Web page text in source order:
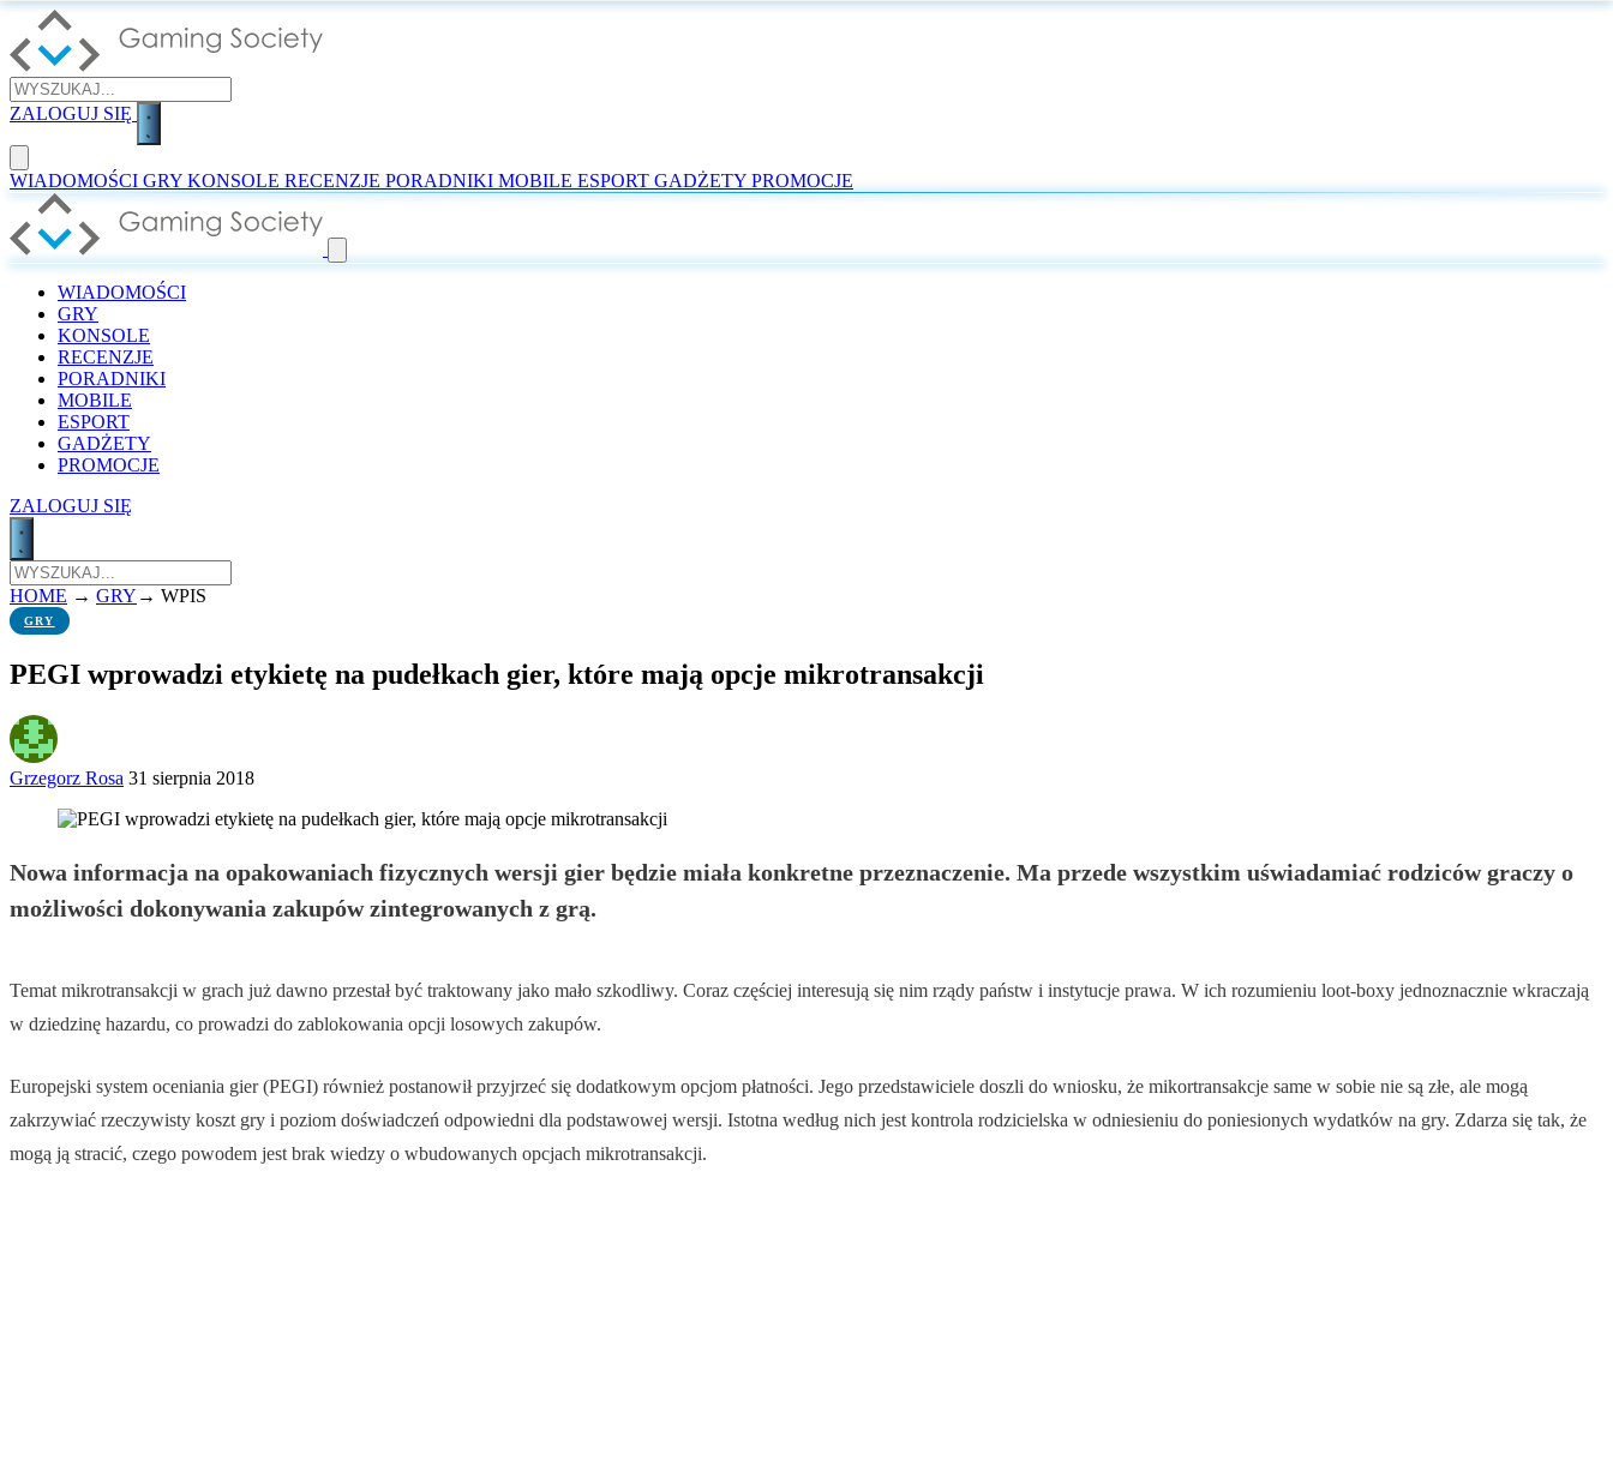
ZALOGUJ SIĘ
WIADOMOŚCI GRY KONSOLE RECENZJE PORADNIKI MOBILE ESPORT GADŻETY PROMOCJE
WIADOMOŚCI
GRY
KONSOLE
RECENZJE
PORADNIKI
MOBILE
ESPORT
GADŻETY
PROMOCJE
ZALOGUJ SIĘ
HOME → GRY → WPIS
GRY
PEGI wprowadzi etykietę na pudełkach gier, które mają opcje mikrotransakcji
Grzegorz Rosa 31 sierpnia 2018
Nowa informacja na opakowaniach fizycznych wersji gier będzie miała konkretne przeznaczenie. Ma przede wszystkim uświadamiać rodziców graczy o
możliwości dokonywania zakupów zintegrowanych z grą.
Temat mikrotransakcji w grach już dawno przestał być traktowany jako mało szkodliwy. Coraz częściej interesują się nim rządy państw i instytucje prawa. W ich rozumieniu loot-boxy jednoznacznie wkraczają
w dziedzinę hazardu, co prowadzi do zablokowania opcji losowych zakupów.
Europejski system oceniania gier (PEGI) również postanowił przyjrzeć się dodatkowym opcjom płatności. Jego przedstawiciele doszli do wniosku, że mikortransakcje same w sobie nie są złe, ale mogą
zakrzywiać rzeczywisty koszt gry i poziom doświadczeń odpowiedni dla podstawowej wersji. Istotna według nich jest kontrola rodzicielska w odniesieniu do poniesionych wydatków na gry. Zdarza się tak, że
mogą ją stracić, czego powodem jest brak wiedzy o wbudowanych opcjach mikrotransakcji.